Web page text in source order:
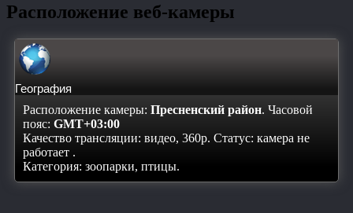
Расположение веб-камеры
География
Расположение камеры: Пресненский район. Часовой
пояс: GMT+03:00
Качество трансляции: видео, 360p. Статус: камера не
работает .
Категория: зоопарки, птицы.